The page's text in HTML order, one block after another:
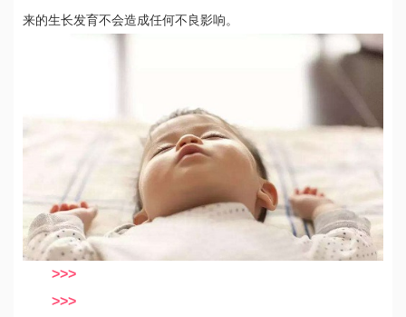
来的生长发育不会造成任何不良影响。
>>>
>>>